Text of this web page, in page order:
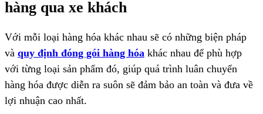
hàng qua xe khách
Với mỗi loại hàng hóa khác nhau sẽ có những biện pháp
và quy định đóng gói hàng hóa khác nhau để phù hợp
với từng loại sản phẩm đó, giúp quá trình luân chuyển
hàng hóa được diễn ra suôn sẽ đảm bảo an toàn và đưa về
lợi nhuận cao nhất.